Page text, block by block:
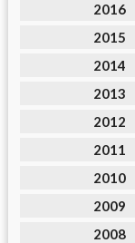
2016
2015
2014
2013
2012
2011
2010
2009
2008